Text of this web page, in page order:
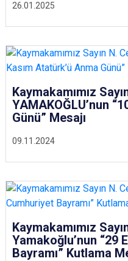
26.01.2025
09.11.2024
Kaymakamımız
YAMAKOĞLU’nun
Günü” Mesajı
Kaymakamımız
Yamakoğlu’nun “29
Bayramı” Kutlama